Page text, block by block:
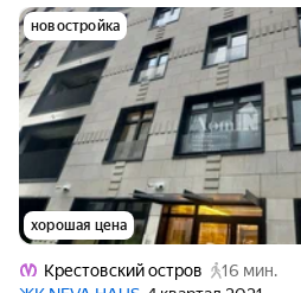
новостройка
хорошая цена
Крестовский остров
16 мин.